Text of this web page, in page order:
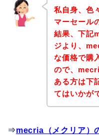
私自身、色
マーセール
結果、下記
ジより、
な価格で購
ので、
ある方は下
てはいかが
⇒mecria（メクリア）